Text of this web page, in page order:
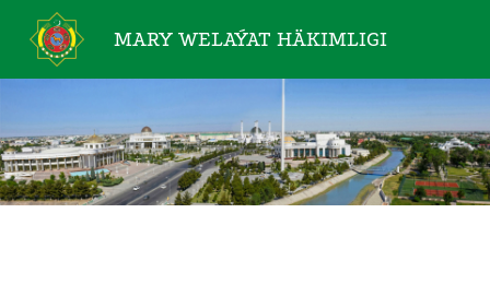
MARY WELAÝAT HÄKIMLIGI